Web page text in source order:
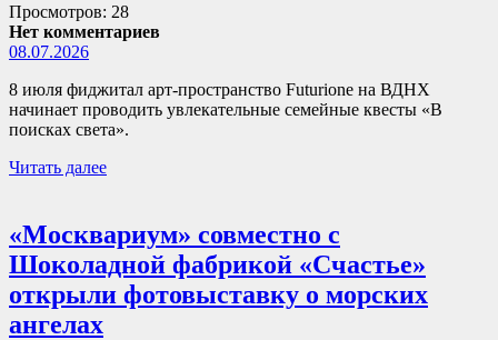
Просмотров: 28
Нет комментариев
08.07.2026
8 июля фиджитал арт-пространство Futurione на ВДНХ
начинает проводить увлекательные семейные квесты «В
поисках света».
Читать далее
«Москвариум» совместно с
Шоколадной фабрикой «Счастье»
открыли фотовыставку о морских
ангелах